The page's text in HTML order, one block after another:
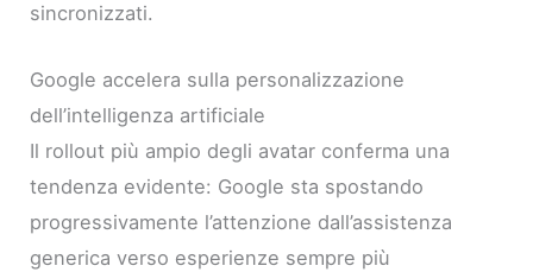
sincronizzati.
Google accelera sulla personalizzazione
dell’intelligenza artificiale
Il rollout più ampio degli avatar conferma una
tendenza evidente: Google sta spostando
progressivamente l’attenzione dall’assistenza
generica verso esperienze sempre più